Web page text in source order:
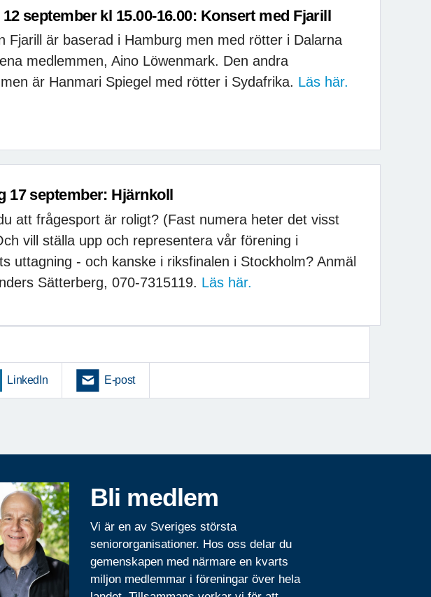
september kl 15.00-16.00: Konsert med Fjarill
Fjarill är baserad i Hamburg men med rötter i Dalarna
medlemmen, Aino Löwenmark. Den andra
är Hanmari Spiegel med rötter i Sydafrika. Läs här.
17 september: Hjärnkoll
att frågesport är roligt? (Fast numera heter det visst
vill ställa upp och representera vår förening i
uttagning - och kanske i riksfinalen i Stockholm? Anmäl
Sätterberg, 070-7315119. Läs här.
LinkedIn E-post
Bli medlem
Vi är en av Sveriges största
seniororganisationer. Hos oss delar du
gemenskapen med närmare en kvarts
miljon medlemmar i föreningar över hela